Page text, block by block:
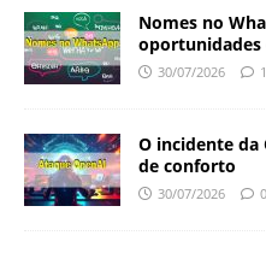
Nomes no
oportunidades
30/07/2026 1
O incidente da
de conforto
30/07/2026 0